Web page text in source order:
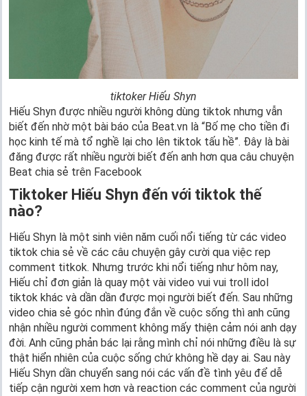
tiktoker Hiếu Shyn
Hiếu Shyn được nhiều người không dùng tiktok nhưng vẫn
biết đến nhờ một bài báo của Beat.vn là “Bố mẹ cho tiền đi
học kinh tế mà tổ nghề lại cho lên tiktok tấu hề”. Đây là bài
đăng được rất nhiều người biết đến anh hơn qua câu chuyện
Beat chia sẻ trên Facebook
Tiktoker Hiếu Shyn đến với tiktok thế
nào?
Hiếu Shyn là một sinh viên năm cuối nổi tiếng từ các video
tiktok chia sẻ về các câu chuyện gây cười qua việc rep
comment titkok. Nhưng trước khi nổi tiếng như hôm nay,
Hiếu chỉ đơn giản là quay một vài video vui vui troll idol
tiktok khác và dần dần được mọi người biết đến. Sau những
video chia sẻ góc nhìn đúng đắn về cuộc sống thì anh cũng
nhận nhiều người comment không mấy thiện cảm nói anh dạy
đời. Anh cũng phản bác lại rằng mình chỉ nói những điều là sự
thật hiển nhiên của cuộc sống chứ không hề dạy ai. Sau này
Hiếu Shyn dần chuyển sang nói các vấn đề tình yêu để dễ
tiếp cận người xem hơn và reaction các comment của người